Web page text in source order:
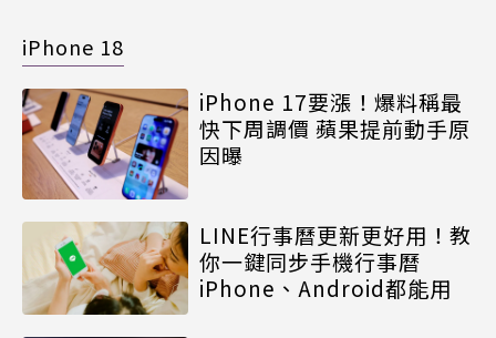
iPhone 18
iPhone 17要漲！爆料稱最
快下周調價 蘋果提前動手原
因曝
LINE行事曆更新更好用！教
你一鍵同步手機行事曆
iPhone、Android都能用